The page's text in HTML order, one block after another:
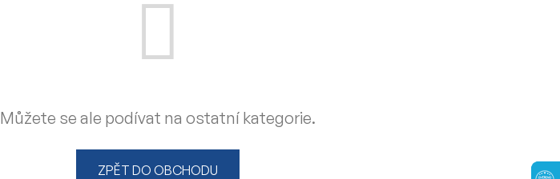
Můžete se ale podívat na ostatní kategorie.
ZPĚT DO OBCHODU